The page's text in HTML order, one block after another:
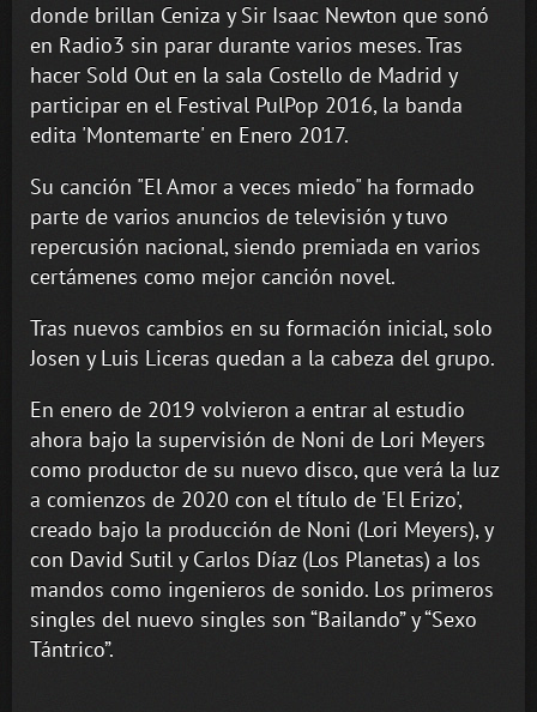
donde brillan Ceniza y Sir Isaac Newton que sonó
en Radio3 sin parar durante varios meses. Tras
hacer Sold Out en la sala Costello de Madrid y
participar en el Festival PulPop 2016, la banda
edita 'Montemarte' en Enero 2017.
Su canción "El Amor a veces miedo" ha formado
parte de varios anuncios de televisión y tuvo
repercusión nacional, siendo premiada en varios
certámenes como mejor canción novel.
Tras nuevos cambios en su formación inicial, solo
Josen y Luis Liceras quedan a la cabeza del grupo.
En enero de 2019 volvieron a entrar al estudio
ahora bajo la supervisión de Noni de Lori Meyers
como productor de su nuevo disco, que verá la luz
a comienzos de 2020 con el título de 'El Erizo',
creado bajo la producción de Noni (Lori Meyers), y
con David Sutil y Carlos Díaz (Los Planetas) a los
mandos como ingenieros de sonido. Los primeros
singles del nuevo singles son “Bailando” y “Sexo
Tántrico”.